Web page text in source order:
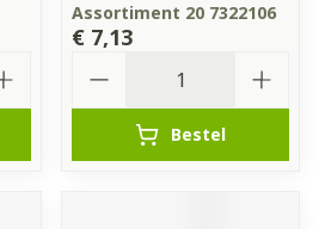
Assortiment 20 7322106
€ 7,13
Bestel